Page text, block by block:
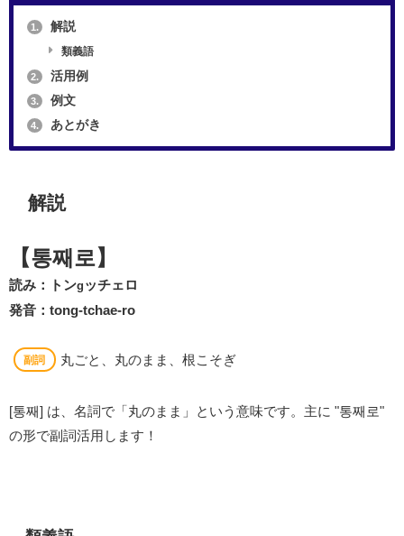
1. 解説
類義語
2. 活用例
3. 例文
4. あとがき
解説
【통째로】
読み：トンg ッチェロ
発音：tong-tchae-ro
副詞 丸ごと、丸のまま、根こそぎ
[통째] は、名詞で「丸のまま」という意味です。主に "통째로"
の形で副詞活用します！